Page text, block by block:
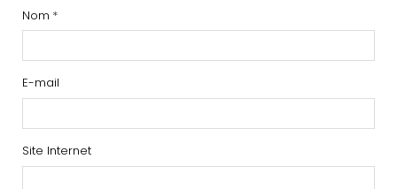
Nom
E-mail
Site Internet